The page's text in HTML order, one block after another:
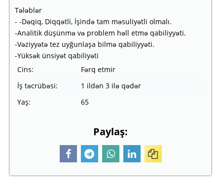
Tələblər
- -Dəqiq, Diqqətli, İşində tam məsuliyətli olmalı.
-Analitik düşünmə və problem həll etmə qabiliyyəti.
-Vəziyyətə tez uyğunlaşa bilmə qabiliyyəti.
-Yüksək ünsiyət qabiliyəti
Cins:
Fərq etmir
İş təcrübəsi:
1 ildən 3 ilə qədər
Yaş:
65
Paylaş: